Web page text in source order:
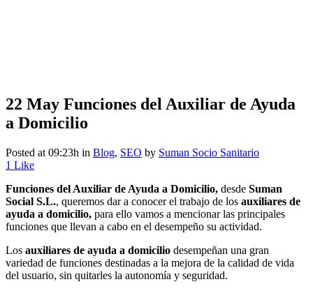
22 May Funciones del Auxiliar de Ayuda
a Domicilio
Posted at 09:23h in Blog, SEO by Suman Socio Sanitario
1 Like
Funciones del Auxiliar de Ayuda a Domicilio, desde Suman
Social S.L., queremos dar a conocer el trabajo de los auxiliares de
ayuda a domicilio, para ello vamos a mencionar las principales
funciones que llevan a cabo en el desempeño su actividad.
Los auxiliares de ayuda a domicilio desempeñan una gran
variedad de funciones destinadas a la mejora de la calidad de vida
del usuario, sin quitarles la autonomía y seguridad.